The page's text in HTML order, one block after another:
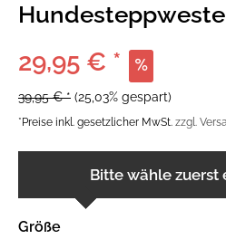
29,95 € *
39,95 € * (25,03% gespart)
*Preise inkl. gesetzlicher MwSt. zzgl.
Bitte wähle zuerst
Größe